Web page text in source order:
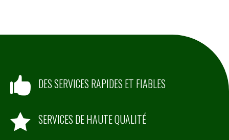
 DES SERVICES RAPIDES ET FIABLES
 SERVICES DE HAUTE QUALITÉ